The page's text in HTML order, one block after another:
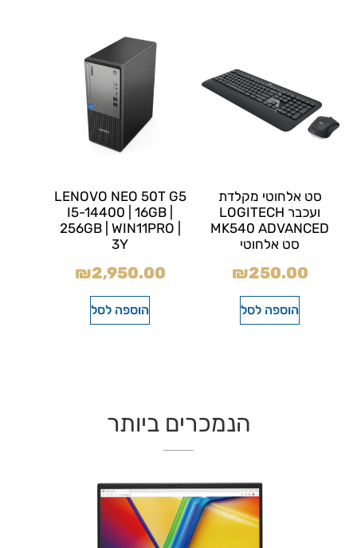
סט אלחוטי מקלדת
ועכבר LOGITECH
MK540 ADVANCED
סט אלחוטי
₪250.00
הוספה לסל
LENOVO NEO 50T G5
I5-14400 | 16GB |
256GB | WIN11PRO |
3Y
₪2,950.00
הוספה לסל
הנמכרים ביותר